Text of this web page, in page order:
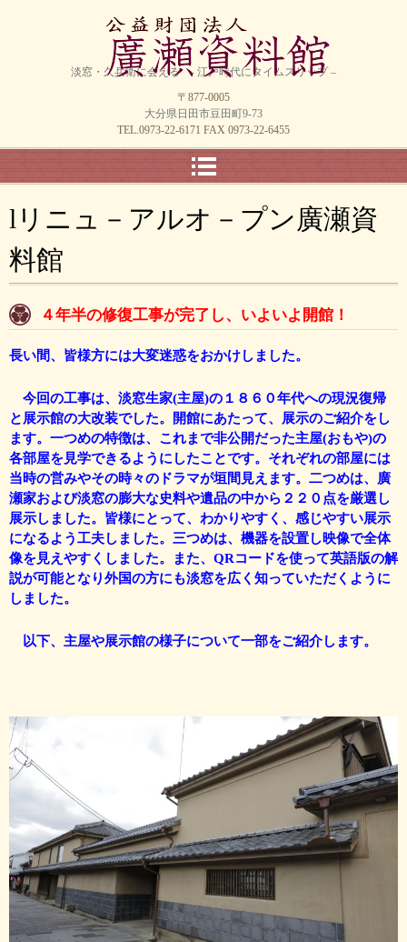
淡窓・久兵衛に会える - 江戸時代にタイムスリップ –
〒877-0005
大分県日田市豆田町9-73
TEL.0973-22-6171 FAX 0973-22-6455
lリニュ－アルオ－プン廣瀬資
料館
４年半の修復工事が完了し、いよいよ 開館！
長い間、皆様方には大変迷惑をおかけしました。
今回の工事は、淡窓生家(主屋)の１８６０年代への現況復帰
と展示館の大改装でした。開館にあたって、展示のご紹介をし
ます。一つめの特徴は、これまで非公開だった主屋(おもや)の
各部屋を見学できるようにしたことです。それぞれの部屋には
当時の営みやその時々のドラマが垣間見えます。二つめは、廣
瀬家および淡窓の膨大な史料や遺品の中から２２０点を厳選し
展示しました。皆様にとって、わかりやすく、感じやすい展示
になるよう工夫しました。三つめは、機器を設置し映像で全体
像を見えやすくしました。また、QRコードを使って英語版の解
説が可能となり外国の方にも淡窓を広く知っていただくように
しました。
以下、主屋や展示館の様子について一部をご紹介します。